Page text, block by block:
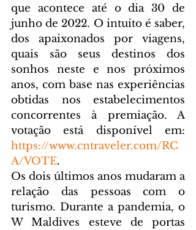
que acontece até o dia 30 de
junho de 2022. O intuito é saber,
dos apaixonados por viagens,
quais são seus destinos dos
sonhos neste e nos próximos
anos, com base nas experiências
obtidas nos estabelecimentos
concorrentes à premiação. A
https://www.cntraveler.com/RC
A/VOTE.
Os dois últimos anos mudaram a
relação das pessoas com o
turismo. Durante a pandemia, o
W Maldives esteve de portas